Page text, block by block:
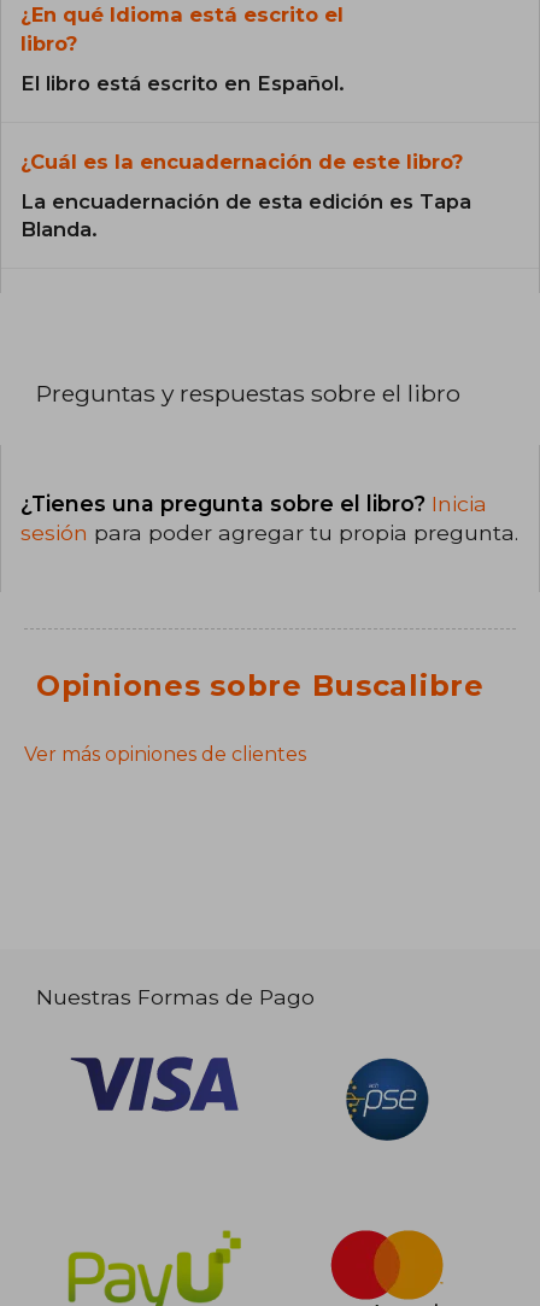
¿En qué Idioma está escrito el
libro?
El libro está escrito en Español.
¿Cuál es la encuadernación de este libro?
La encuadernación de esta edición es Tapa
Blanda.
Preguntas y respuestas sobre el libro
¿Tienes una pregunta sobre el libro? Inicia
sesión para poder agregar tu propia pregunta.
Opiniones sobre Buscalibre
Ver más opiniones de clientes
Nuestras Formas de Pago